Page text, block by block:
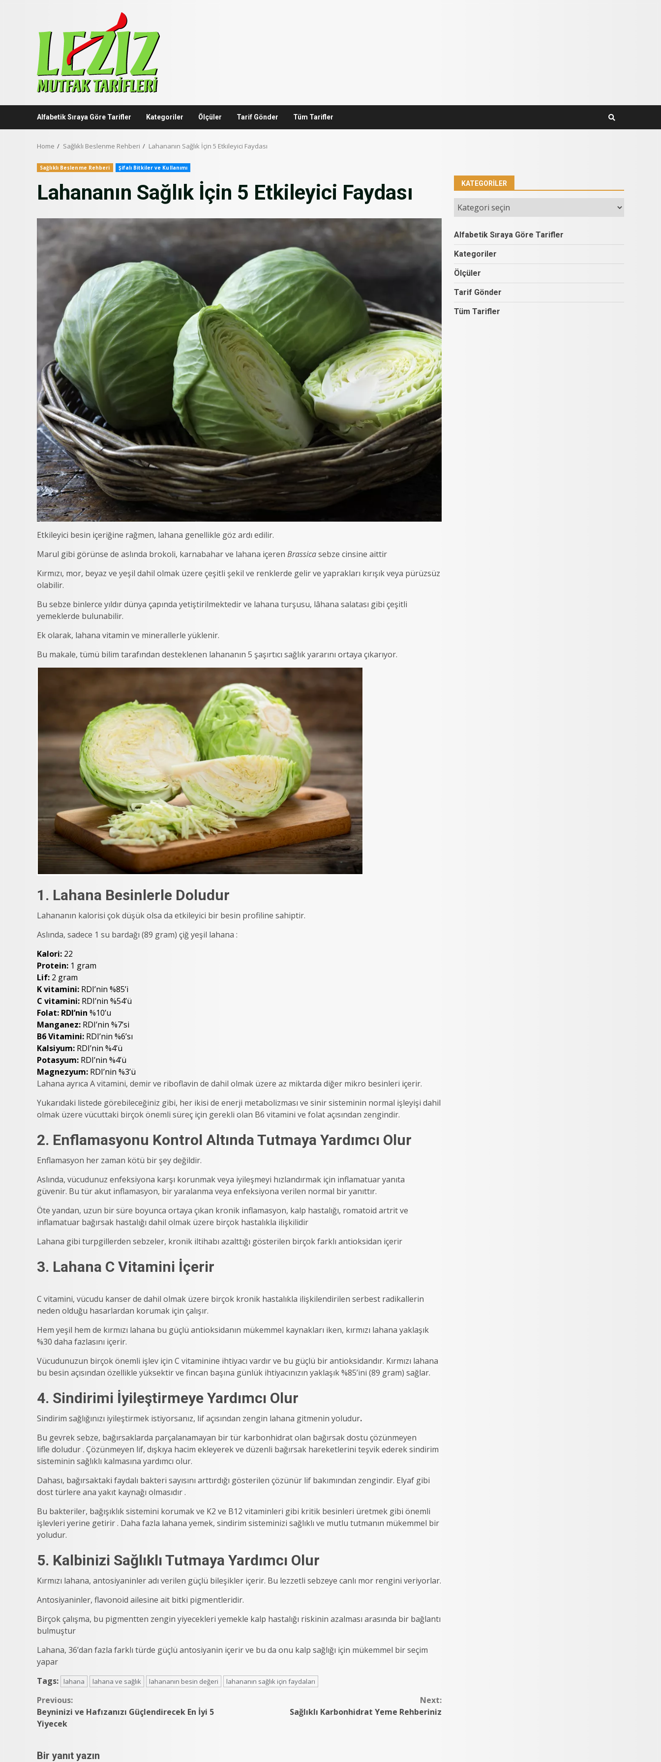
Alfabetik Sıraya Göre Tarifler Kategoriler Ölçüler Tarif Gönder Tüm Tarifler
Home Sağlıklı Beslenme Rehberi Lahananın Sağlık İçin 5 Etkileyici Faydası
Sağlıklı Beslenme Rehberi Şifalı Bitkiler ve Kullanımı
Lahananın Sağlık İçin 5 Etkileyici Faydası
Etkileyici besin içeriğine rağmen, lahana genellikle göz ardı edilir.
Marul gibi görünse de aslında brokoli, karnabahar ve lahana içeren Brassicasebze cinsine aittir
Kırmızı, mor, beyaz ve yeşil dahil olmak üzere çeşitli şekil ve renklerde gelir ve yaprakları kırışık veya pürüzsüz
olabilir.
Bu sebze binlerce yıldır dünya çapında yetiştirilmektedir ve lahana turşusu, lâhana salatası gibi çeşitli
yemeklerde bulunabilir.
Ek olarak, lahana vitamin ve minerallerle yüklenir.
Bu makale, tümü bilim tarafından desteklenen lahananın 5 şaşırtıcı sağlık yararını ortaya çıkarıyor.
1. Lahana Besinlerle Doludur
Lahananın kalorisi çok düşük olsa da etkileyici bir besin profiline sahiptir.
Aslında, sadece 1 su bardağı (89 gram) çiğ yeşil lahana :
Kalori: 22
Protein: 1 gram
Lif: 2 gram
K vitamini: RDI’nin %85’i
C vitamini: RDI’nin %54’ü
Folat: RDI’nin %10’u
Manganez: RDI’nin %7’si
B6 Vitamini: RDI’nin %6’sı
Kalsiyum: RDI’nin %4’ü
Potasyum: RDI’nin %4’ü
Magnezyum: RDI’nin %3’ü
Lahana ayrıca A vitamini, demir ve riboflavin de dahil olmak üzere az miktarda diğer mikro besinleri içerir.
Yukarıdaki listede görebileceğiniz gibi, her ikisi de enerji metabolizması ve sinir sisteminin normal işleyişi dahil
olmak üzere vücuttaki birçok önemli süreç için gerekli olan B6 vitamini ve folat açısından zengindir.
2. Enflamasyonu Kontrol Altında Tutmaya Yardımcı Olur
Enflamasyon her zaman kötü bir şey değildir.
Aslında, vücudunuz enfeksiyona karşı korunmak veya iyileşmeyi hızlandırmak için inflamatuar yanıta
güvenir. Bu tür akut inflamasyon, bir yaralanma veya enfeksiyona verilen normal bir yanıttır.
Öte yandan, uzun bir süre boyunca ortaya çıkan kronik inflamasyon, kalp hastalığı, romatoid artrit ve
inflamatuar bağırsak hastalığı dahil olmak üzere birçok hastalıkla ilişkilidir
Lahana gibi turpgillerden sebzeler, kronik iltihabı azalttığı gösterilen birçok farklı antioksidan içerir
3. Lahana C Vitamini İçerir
C vitamini, vücudu kanser de dahil olmak üzere birçok kronik hastalıkla ilişkilendirilen serbest radikallerin
neden olduğu hasarlardan korumak için çalışır.
Hem yeşil hem de kırmızı lahana bu güçlü antioksidanın mükemmel kaynakları iken, kırmızı lahana yaklaşık
%30 daha fazlasını içerir.
Vücudunuzun birçok önemli işlev için C vitaminine ihtiyacı vardır ve bu güçlü bir antioksidandır. Kırmızı lahana
bu besin açısından özellikle yüksektir ve fincan başına günlük ihtiyacınızın yaklaşık %85’ini (89 gram) sağlar.
4. Sindirimi İyileştirmeye Yardımcı Olur
Sindirim sağlığınızı iyileştirmek istiyorsanız, lif açısından zengin lahana gitmenin yoludur.
Bu gevrek sebze, bağırsaklarda parçalanamayan bir tür karbonhidrat olan bağırsak dostu çözünmeyen
lifle doludur . Çözünmeyen lif, dışkıya hacim ekleyerek ve düzenli bağırsak hareketlerini teşvik ederek sindirim
sisteminin sağlıklı kalmasına yardımcı olur.
Dahası, bağırsaktaki faydalı bakteri sayısını arttırdığı gösterilen çözünür lif bakımından zengindir. Elyaf gibi
dost türlere ana yakıt kaynağı olmasıdır .
Bu bakteriler, bağışıklık sistemini korumak ve K2 ve B12 vitaminleri gibi kritik besinleri üretmek gibi önemli
işlevleri yerine getirir . Daha fazla lahana yemek, sindirim sisteminizi sağlıklı ve mutlu tutmanın mükemmel bir
yoludur.
5. Kalbinizi Sağlıklı Tutmaya Yardımcı Olur
Kırmızı lahana, antosiyaninler adı verilen güçlü bileşikler içerir. Bu lezzetli sebzeye canlı mor rengini veriyorlar.
Antosiyaninler, flavonoid ailesine ait bitki pigmentleridir.
Birçok çalışma, bu pigmentten zengin yiyecekleri yemekle kalp hastalığı riskinin azalması arasında bir bağlantı
bulmuştur
Lahana, 36’dan fazla farklı türde güçlü antosiyanin içerir ve bu da onu kalp sağlığı için mükemmel bir seçim
yapar
Tags:
lahana lahana ve sağlık lahananın besin değeri lahananın sağlık için faydaları
Continue
Reading
Previous:
Beyninizi ve Hafızanızı Güçlendirecek En İyi 5
Yiyecek
Next:
Sağlıklı Karbonhidrat Yeme Rehberiniz
Bir yanıt yazın
KATEGORILER
Kategoriler
Alfabetik Sıraya Göre Tarifler
Kategoriler
Ölçüler
Tarif Gönder
Tüm Tarifler